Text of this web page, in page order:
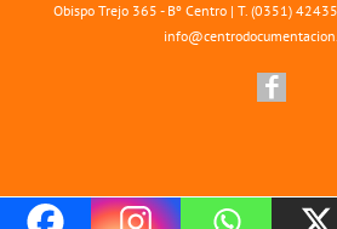
Obispo Trejo 365 - Bº Centro | T. (0351)